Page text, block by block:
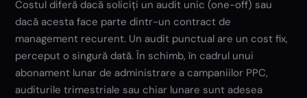
Costul diferă dacă soliciți un audit unic (one-off) sau
dacă acesta face parte dintr-un contract de
management recurent. Un audit punctual are un cost fix,
perceput o singură dată. În schimb, în cadrul unui
abonament lunar de administrare a campaniilor PPC,
auditurile trimestriale sau chiar lunare sunt adesea